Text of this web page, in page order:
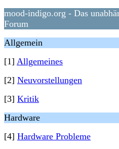
mood-indigo.org - Das
Forum
Allgemein
[1] Allgemeines
[2] Neuvorstellungen
[3] Kritik
Hardware
[4] Hardware Probleme